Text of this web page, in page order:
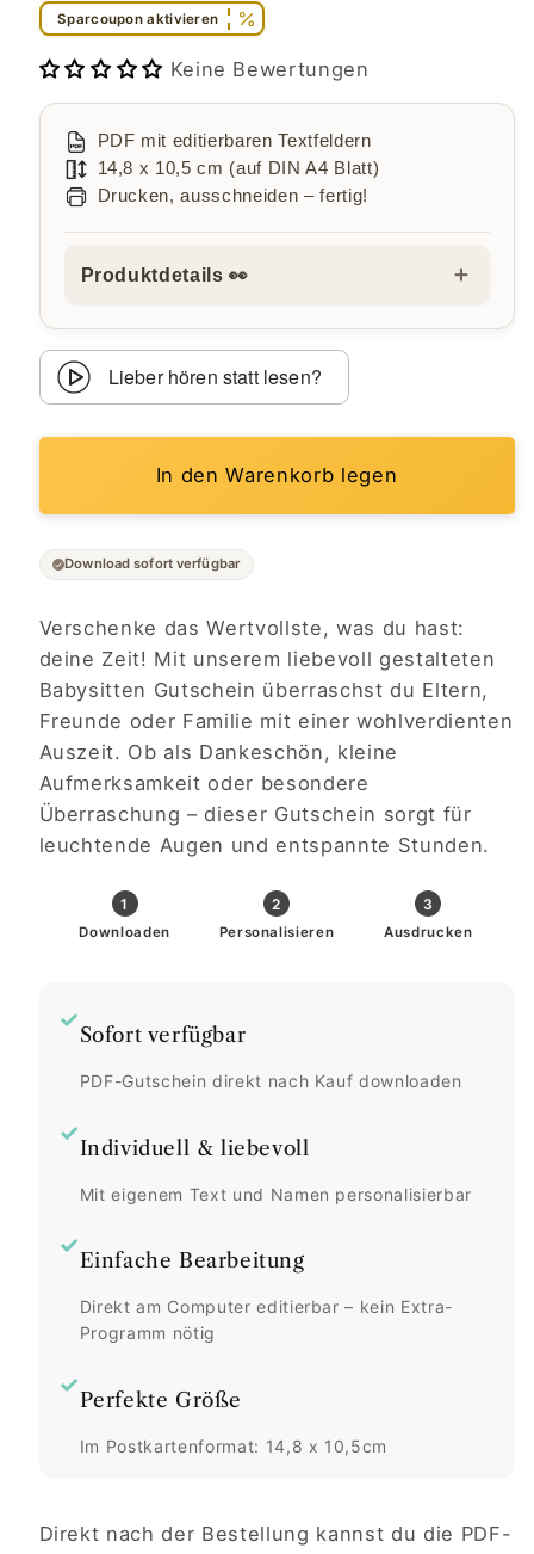
Sparcoupon aktivieren
Keine Bewertungen
PDF mit editierbaren Textfeldern
14,8 x 10,5 cm (auf DIN A4 Blatt)
Drucken, ausschneiden – fertig!
Produktdetails 👀 ＋
Lieber hören statt lesen?
In den Warenkorb legen
Download sofort verfügbar
Verschenke das Wertvollste, was du hast:
deine Zeit! Mit unserem liebevoll gestalteten
Babysitten Gutschein überraschst du Eltern,
Freunde oder Familie mit einer wohlverdienten
Auszeit. Ob als Dankeschön, kleine
Aufmerksamkeit oder besondere
Überraschung – dieser Gutschein sorgt für
leuchtende Augen und entspannte Stunden.
1
Downloaden
2
Personalisieren
3
Ausdrucken
✓
Sofort verfügbar
PDF-Gutschein direkt nach Kauf downloaden
✓
Individuell & liebevoll
Mit eigenem Text und Namen personalisierbar
✓
Einfache Bearbeitung
Direkt am Computer editierbar – kein Extra-
Programm nötig
✓
Perfekte Größe
Im Postkartenformat: 14,8 x 10,5cm
Direkt nach der Bestellung kannst du die PDF-